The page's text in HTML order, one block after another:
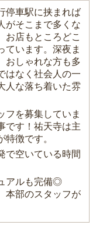
停車駅に挟まれば
がそこまで多くな
お店もところどこ
ています。深夜ま
おしゃれな方も多
はなく社会人の一
人な落ち着いた雰
フを募集していま
です！祐天寺は主
徴です。
で空いている時間
アルも完備◎
本部のスタッフが